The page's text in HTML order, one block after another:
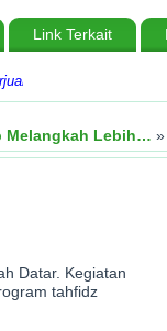
Link Terkait
Tiada Henti, Bersabar
Melangkah Lebih… »
Datar. Kegiatan
tahfidz